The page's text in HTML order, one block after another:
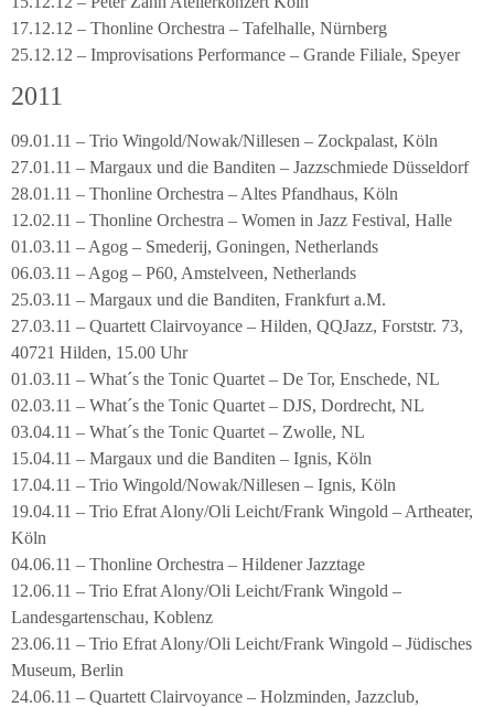
17.12.12 – Thonline Orchestra – Tafelhalle, Nürnberg
25.12.12 – Improvisations Performance – Grande Filiale, Speyer
2011
09.01.11 – Trio Wingold/Nowak/Nillesen – Zockpalast, Köln
27.01.11 – Margaux und die Banditen – Jazzschmiede Düsseldorf
28.01.11 – Thonline Orchestra – Altes Pfandhaus, Köln
12.02.11 – Thonline Orchestra – Women in Jazz Festival, Halle
01.03.11 – Agog – Smederij, Goningen, Netherlands
06.03.11 – Agog – P60, Amstelveen, Netherlands
25.03.11 – Margaux und die Banditen, Frankfurt a.M.
27.03.11 – Quartett Clairvoyance – Hilden, QQJazz, Forststr. 73,
40721 Hilden, 15.00 Uhr
01.03.11 – What´s the Tonic Quartet – De Tor, Enschede, NL
02.03.11 – What´s the Tonic Quartet – DJS, Dordrecht, NL
03.04.11 – What´s the Tonic Quartet – Zwolle, NL
15.04.11 – Margaux und die Banditen – Ignis, Köln
17.04.11 – Trio Wingold/Nowak/Nillesen – Ignis, Köln
19.04.11 – Trio Efrat Alony/Oli Leicht/Frank Wingold – Artheater,
Köln
04.06.11 – Thonline Orchestra – Hildener Jazztage
12.06.11 – Trio Efrat Alony/Oli Leicht/Frank Wingold –
Landesgartenschau, Koblenz
23.06.11 – Trio Efrat Alony/Oli Leicht/Frank Wingold – Jüdisches
Museum, Berlin
24.06.11 – Quartett Clairvoyance – Holzminden, Jazzclub,